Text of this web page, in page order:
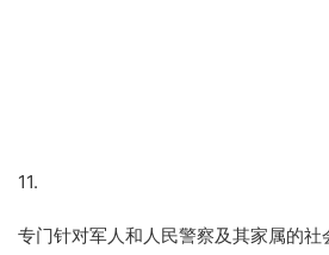
11.
专门针对军人和人民警察及其家属的社